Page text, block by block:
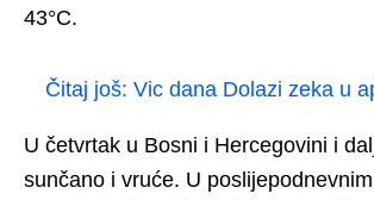
43°C.
Čitaj još: Vic dana Dolazi zeka u
U četvrtak u Bosni i Hercegovini i
sunčano i vruće. U